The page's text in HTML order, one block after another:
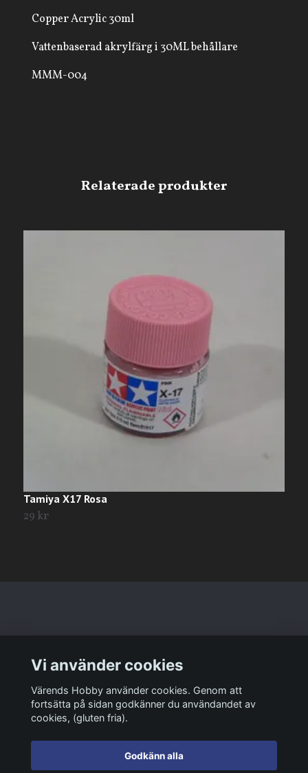
Copper Acrylic 30ml
Vattenbaserad akrylfärg i 30ML behållare
MMM-004
Tamiya X17 Rosa
29 kr
Sociala medier
Vi använder cookies
Värends Hobby använder cookies. Genom att
fortsätta på sidan godkänner du användandet av
cookies, (gluten fria).
Godkänn alla